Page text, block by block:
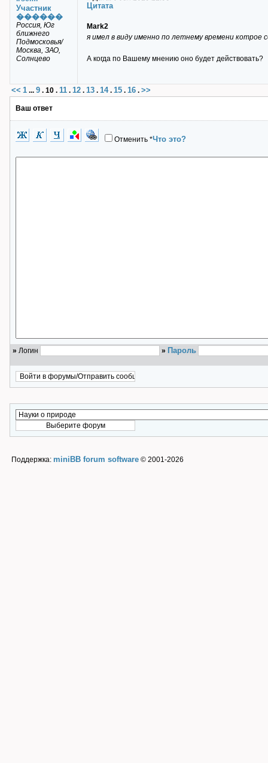
Участник
������
Россия, Юг
ближнего
Подмосковья/
Москва, ЗАО,
Солнцево
Цитата
Mark2
я имел в виду именно по летнему времени котрое
А когда по Вашему мнению оно будет действовать?
<< 1 ... 9 . 10 . 11 . 12 . 13 . 14. 15 . 16 . >>
Ваш ответ
Отменить *Что это?
» Логин » Пароль
Поддержка: miniBB forum software © 2001-2026